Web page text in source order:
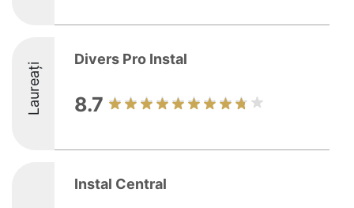
Laureați
Divers Pro Instal
8.7
Instal Central